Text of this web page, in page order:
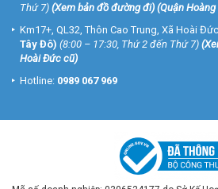
Thứ 7) (Xem bản đồ đường đi) (Quận
Km17+, QL32, Thôn Cao Trung, Xã Hoài Đức
Tây Đô) (8:00 – 17:30, Thứ 2 đến Thứ 7) (
Hoài Đức cũ)
Hotline: 0989 067 969